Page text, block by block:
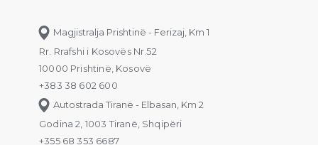
Magjistralja Prishtinë - Ferizaj, Km 1
Rr. Rrafshi i Kosovës Nr.52
10000 Prishtinë, Kosovë
+383 38 602 600
Autostrada Tiranë - Elbasan, Km 2
Godina 2, 1003 Tiranë, Shqipëri
+355 68 353 6687